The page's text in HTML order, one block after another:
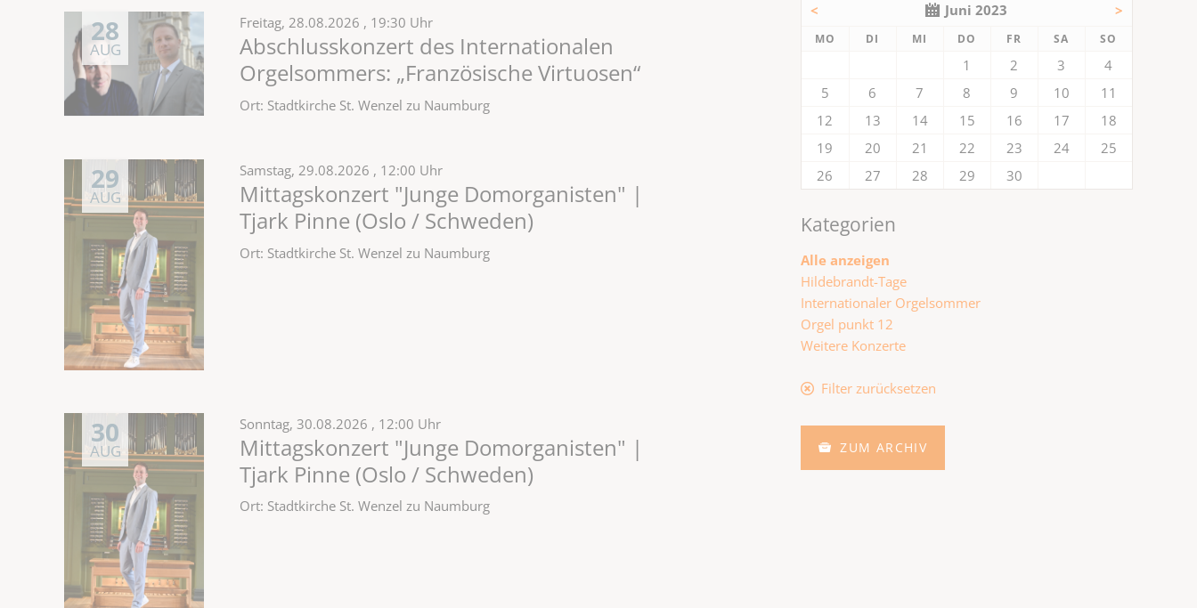
28
AUG
Freitag, 28.08.2026 , 19:30 Uhr
Abschlusskonzert des Internationalen
Orgelsommers: „Französische Virtuosen“
Ort: Stadtkirche St. Wenzel zu Naumburg
29
AUG
Samstag, 29.08.2026 , 12:00 Uhr
Mittagskonzert "Junge Domorganisten" |
Tjark Pinne (Oslo / Schweden)
Ort: Stadtkirche St. Wenzel zu Naumburg
30
AUG
Sonntag, 30.08.2026 , 12:00 Uhr
Mittagskonzert "Junge Domorganisten" |
Tjark Pinne (Oslo / Schweden)
Ort: Stadtkirche St. Wenzel zu Naumburg
< Juni 2023 >
MO NTAGDI ENSTAG
MI TTWOCH
DO NNERSTAG
FR EITAGSA MSTAGSO
1 2 3
4
5
6 7 8 9 10
11
12
13 14 15 16 17
18
19
20 21 22 23 24
25
26
27 28 29 30
Kategorien
Alle anzeigen
Hildebrandt-Tage
Internationaler Orgelsommer
Orgel punkt 12
Weitere Konzerte
Filter zurücksetzen
ZUM ARCHIV